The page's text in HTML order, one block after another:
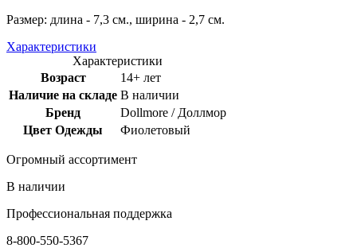
Размер: длина - 7,3 см., ширина - 2,7 см.
Характеристики
Характеристики
Возраст
14+ лет
Наличие на складе В наличии
Бренд
Dollmore / Доллмор
Цвет Одежды
Фиолетовый
Огромный ассортимент
В наличии
Профессиональная поддержка
8-800-550-5367